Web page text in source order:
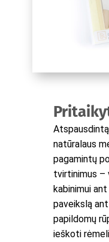
natūralaus
pagamintų
tvirtinimus –
kabinimui
paveikslą
papildomų
ieškoti